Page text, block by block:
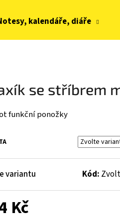
kalendáře, diáře
se stříbrem
funkční ponožky
variantu Kód:
KčFRODDO KOMPROMIS KE